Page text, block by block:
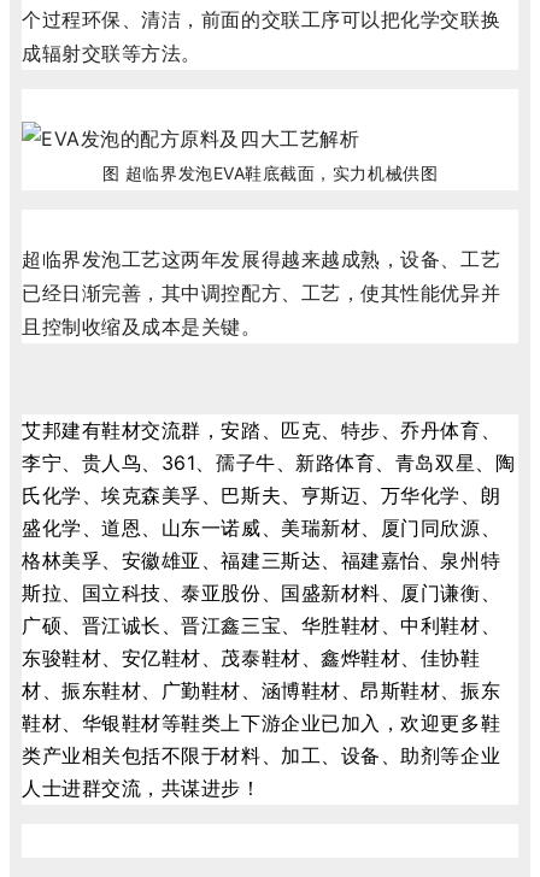
个过程环保、清洁，前面的交联工序可以把化学交联换
成辐射交联等方法。
图 超临界发泡EVA鞋底截面，实力机械供图
超临界发泡工艺这两年发展得越来越成熟，设备、工艺
已经日渐完善，其中调控配方、工艺，使其性能优异并
且控制收缩及成本是关键。
艾邦建有鞋材交流群，安踏、匹克、特步、乔丹体育、
李宁、贵人鸟、361、孺子牛、新路体育、青岛双星、陶
氏化学、埃克森美孚、巴斯夫、亨斯迈、万华化学、朗
盛化学、道恩、山东一诺威、美瑞新材、厦门同欣源、
格林美孚、安徽雄亚、福建三斯达、福建嘉怡、泉州特
斯拉、国立科技、泰亚股份、国盛新材料、厦门谦衡、
广硕、晋江诚长、晋江鑫三宝、华胜鞋材、中利鞋材、
东骏鞋材、安亿鞋材、茂泰鞋材、鑫烨鞋材、佳协鞋
材、振东鞋材、广勤鞋材、涵博鞋材、昂斯鞋材、振东
鞋材、华银鞋材等鞋类上下游企业已加入，欢迎更多鞋
类产业相关包括不限于材料、加工、设备、助剂等企业
人士进群交流，共谋进步！